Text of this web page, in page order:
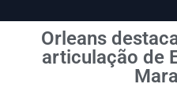
Orleans
articulação de